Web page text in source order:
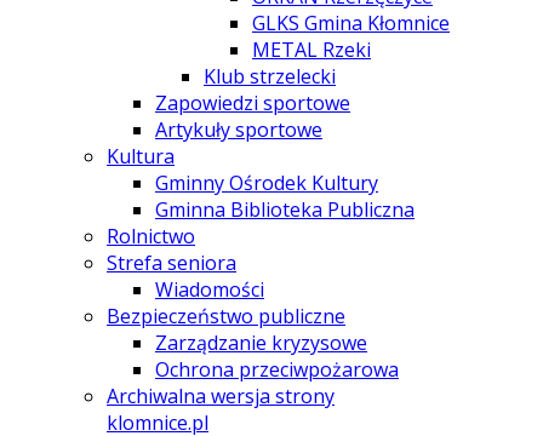
GLKS Gmina Kłomnice
METAL Rzeki
Klub strzelecki
Zapowiedzi sportowe
Artykuły sportowe
Kultura
Gminny Ośrodek Kultury
Gminna Biblioteka Publiczna
Rolnictwo
Strefa seniora
Wiadomości
Bezpieczeństwo publiczne
Zarządzanie kryzysowe
Ochrona przeciwpożarowa
Archiwalna wersja strony
klomnice.pl